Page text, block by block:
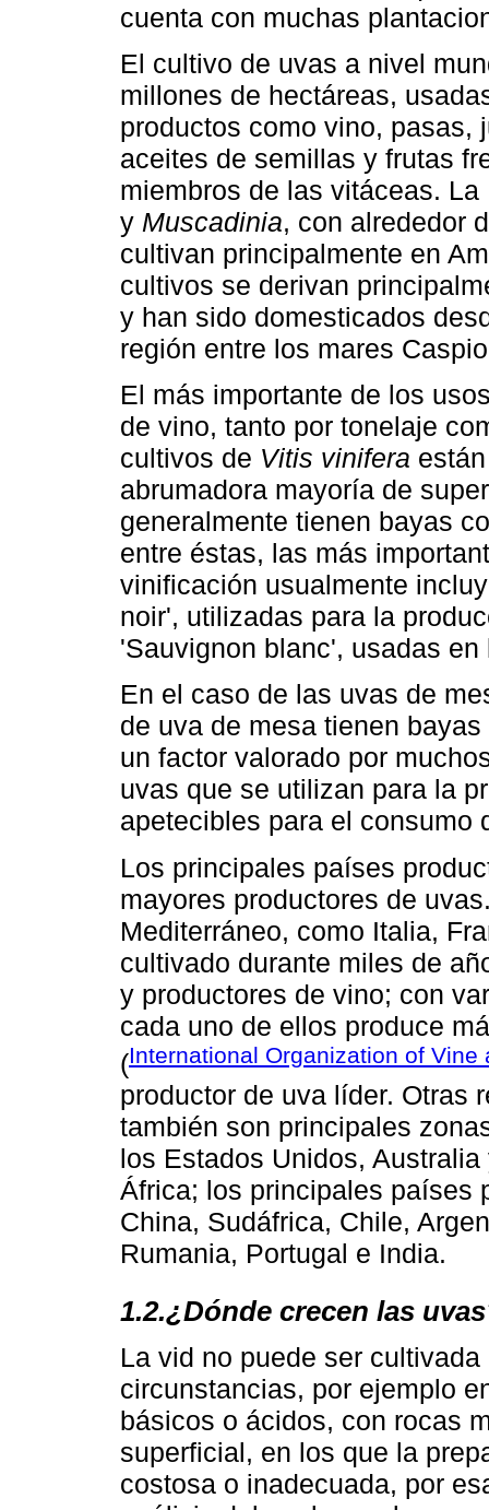
cuenta con muchas
El cultivo de uvas a nivel
millones de hectáreas,
productos como vino, pasas,
aceites de semillas y frutas
miembros de las vitáceas. La
y Muscadinia, con alrededor
cultivan principalmente en
cultivos se derivan
y han sido domesticados
región entre los mares
El más importante de los
de vino, tanto por tonelaje
cultivos de Vitis vinifera
abrumadora mayoría de
generalmente tienen bayas
entre éstas, las más
vinificación usualmente
noir', utilizadas para la
'Sauvignon blanc', usadas
En el caso de las uvas de
de uva de mesa tienen
un factor valorado por
uvas que se utilizan para la
apetecibles para el consumo
Los principales países
mayores productores de
Mediterráneo, como Italia,
cultivado durante miles de
y productores de vino; con
cada uno de ellos produce
(International Organization of Vine
productor de uva líder. Otras
también son principales
los Estados Unidos,
África; los principales países
China, Sudáfrica, Chile,
Rumania, Portugal e India.
1.2.¿Dónde crecen las
La vid no puede ser
circunstancias, por ejemplo
básicos o ácidos, con rocas
superficial, en los que la
costosa o inadecuada, por